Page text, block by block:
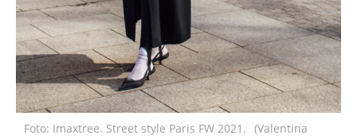
Foto: Imaxtree. Street style Paris FW 2021. (Valentina